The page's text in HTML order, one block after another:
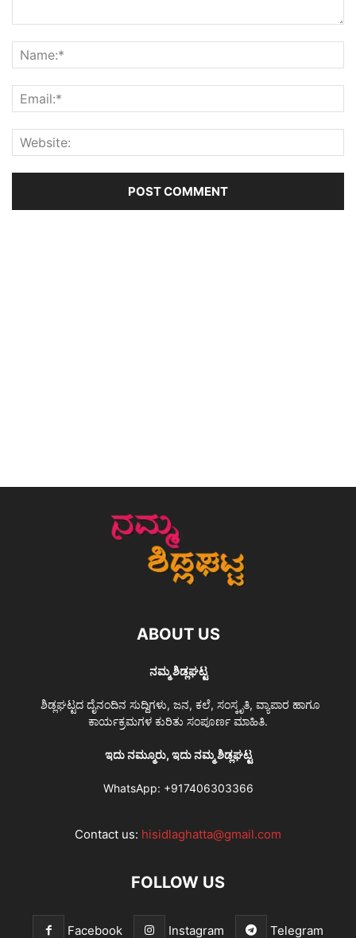
ABOUT US
ನಮ್ಮ ಶಿಡ್ಲಘಟ್ಟ
ಶಿಡ್ಲಘಟ್ಟದ ದೈನಂದಿನ ಸುದ್ದಿಗಳು, ಜನ, ಕಲೆ, ಸಂಸ್ಕೃತಿ, ವ್ಯಾಪಾರ ಹಾಗೂ
ಕಾರ್ಯಕ್ರಮಗಳ ಕುರಿತು ಸಂಪೂರ್ಣ ಮಾಹಿತಿ.
ಇದು ನಮ್ಮೂರು, ಇದು ನಮ್ಮ ಶಿಡ್ಲಘಟ್ಟ
WhatsApp: +917406303366
Contact us: hisidlaghatta@gmail.com
FOLLOW US
Facebook Instagram Telegram